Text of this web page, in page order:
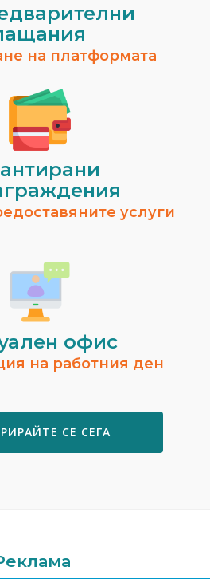
на платформата
услуги
офис
на работния ден
СЕ СЕГА